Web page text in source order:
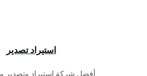
استيراد تصدير
أفضل شركة استيراد وتصدير